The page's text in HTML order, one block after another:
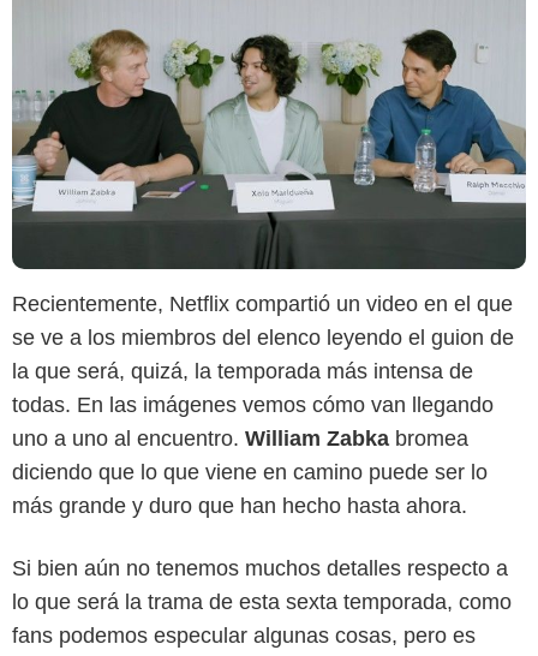
Recientemente, Netflix compartió un video en el que
se ve a los miembros del elenco leyendo el guion de
la que será, quizá, la temporada más intensa de
todas. En las imágenes vemos cómo van llegando
uno a uno al encuentro. William Zabka bromea
diciendo que lo que viene en camino puede ser lo
más grande y duro que han hecho hasta ahora.
Si bien aún no tenemos muchos detalles respecto a
lo que será la trama de esta sexta temporada, como
fans podemos especular algunas cosas, pero es